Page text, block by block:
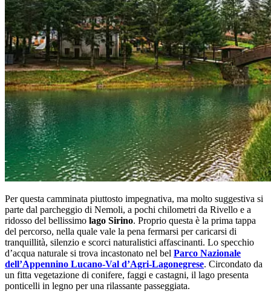
Per questa camminata piuttosto impegnativa, ma molto suggestiva si
parte dal parcheggio di Nemoli, a pochi chilometri da Rivello e a
ridosso del bellissimo lago Sirino. Proprio questa è la prima tappa
del percorso, nella quale vale la pena fermarsi per caricarsi di
tranquillità, silenzio e scorci naturalistici affascinanti. Lo specchio
d’acqua naturale si trova incastonato nel bel Parco Nazionale
dell’Appennino Lucano-Val d’Agri-Lagonegrese. Circondato da
un fitta vegetazione di conifere, faggi e castagni, il lago presenta
ponticelli in legno per una rilassante passeggiata.